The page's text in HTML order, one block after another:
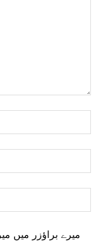
میرے براؤزر میں